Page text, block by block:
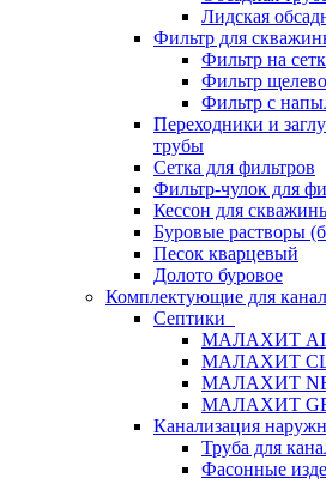
Лидская
Фильтр для
Фильтр на
Фильтр
Фильтр с
Переходники и
трубы
Сетка для фильтров
Фильтр-чулок для
Кессон для
Буровые растворы
Песок кварцевый
Долото буровое
Комплектующие для
Септики
МАЛАХИТ
МАЛАХИТ
МАЛАХИТ
МАЛАХИТ
Канализация
Труба для
Фасонные